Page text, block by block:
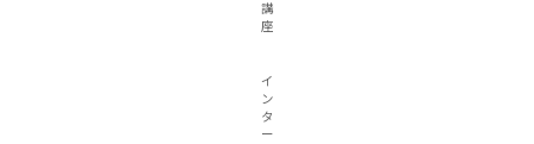
講
座
イ
ン
タ
ー